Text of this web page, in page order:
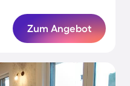
Zum Angebot